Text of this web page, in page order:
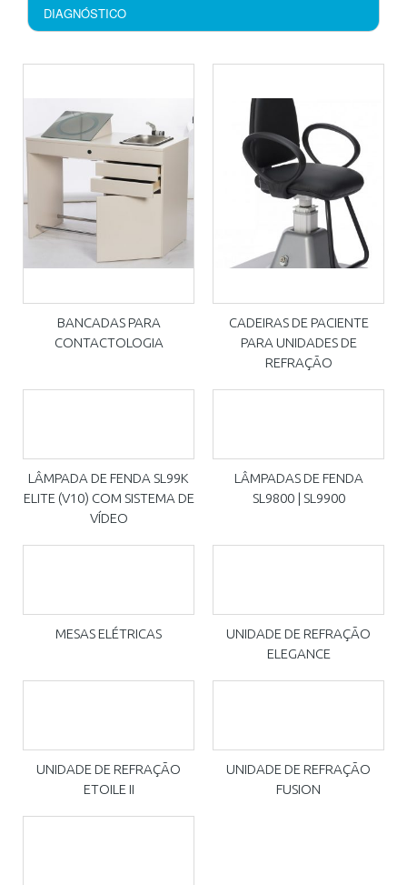
DIAGNÓSTICO
BANCADAS PARA
CONTACTOLOGIA
CADEIRAS DE PACIENTE
PARA UNIDADES DE
REFRAÇÃO
LÂMPADA DE FENDA SL99K
ELITE (V10) COM SISTEMA DE
VÍDEO
LÂMPADAS DE FENDA
SL9800 | SL9900
MESAS ELÉTRICAS
UNIDADE DE REFRAÇÃO
ELEGANCE
UNIDADE DE REFRAÇÃO
ETOILE II
UNIDADE DE REFRAÇÃO
FUSION